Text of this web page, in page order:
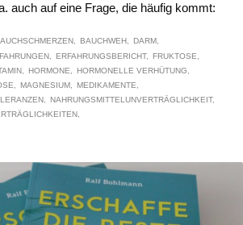
auch auf eine Frage, die häufig kommt:
BAUCHWEH
DARM
ERFAHRUNGSBERICHT
FRUKTOSE
HORMONE
HORMONELLE VERHÜTUNG
MAGNESIUM
MEDIKAMENTE
NAHRUNGSMITTELUNVERTRÄGLICHKEIT